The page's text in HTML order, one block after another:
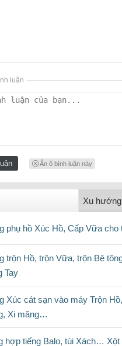
luận
Ẩn ô bình luận này
Xu hướng
phụ hồ Xúc Hồ, Cấp Vữa
trộn Hồ, trộn Vữa, trộn Bê
Tay
Xúc cát sạn vào máy Trộn
Xi măng…
hợp tiếng Balo, túi Xách… Xột